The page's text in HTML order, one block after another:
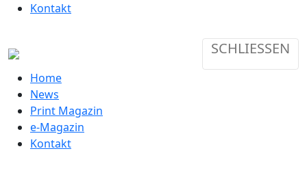
Kontakt
SCHLIESSEN
Home
News
Print Magazin
e-Magazin
Kontakt